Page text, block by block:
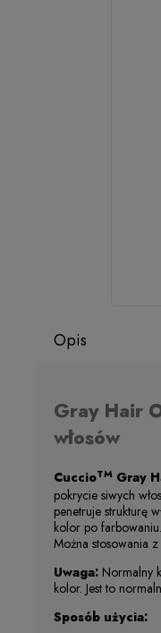
Opis
Gray Hair
włosów
CuccioTM Gray
pokrycie siwych
penetruje strukturę
kolor po
Można stosowania
Uwaga: Normalny
kolor. Jest to
Sposób użycia: